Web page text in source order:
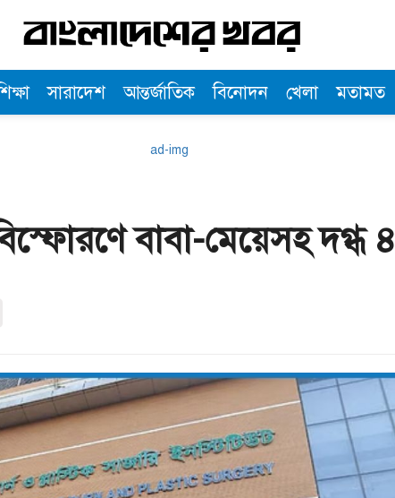
সারাদেশ আন্তর্জাতিক বিনোদন খেলা মতামত
বাবা-মেয়েসহ দগ্ধ ৪